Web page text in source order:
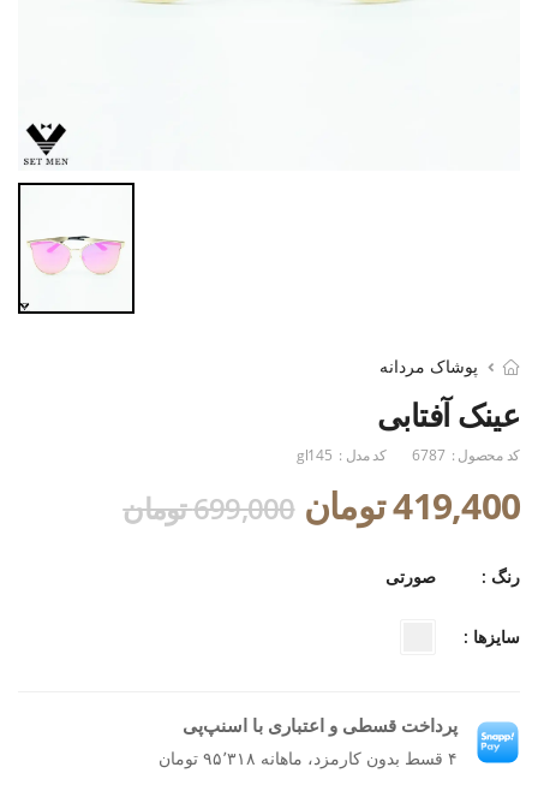
پوشاک مردانه
عینک آفتابی
کد محصول : 6787 کد مدل : gl145
419,400 تومان 699,000 تومان
رنگ : صورتی
سایزها :
پرداخت قسطی و اعتباری با اسنپ‌پی
۴ قسط بدون کارمزد، ماهانه ۹۵٬۳۱۸ تومان